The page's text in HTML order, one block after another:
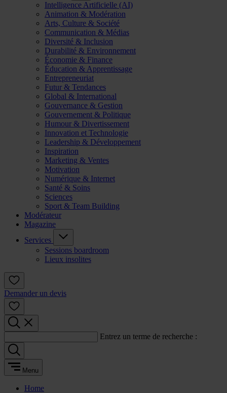
Intelligence Artificielle (AI)
Animation & Modération
Arts, Culture & Société
Communication & Médias
Diversité & Inclusion
Durabilité & Environnement
Économie & Finance
Éducation & Apprentissage
Entrepreneuriat
Futur & Tendances
Global & International
Gouvernance & Gestion
Gouvernement & Politique
Humour & Divertissement
Innovation et Technologie
Leadership & Développement
Inspiration
Marketing & Ventes
Motivation
Numérique & Internet
Santé & Soins
Sciences
Sport & Team Building
Modérateur
Magazine
Services
Sessions boardroom
Lieux insolites
Demander un devis
Entrez un terme de recherche :
Menu
Home